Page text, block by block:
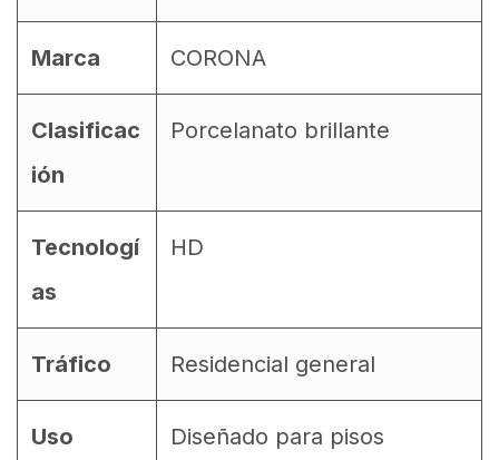
Marca CORONA
Clasificac
ión
Porcelanato brillante
Tecnologí
as
HD
Tráfico Residencial general
Uso
Diseñado para pisos